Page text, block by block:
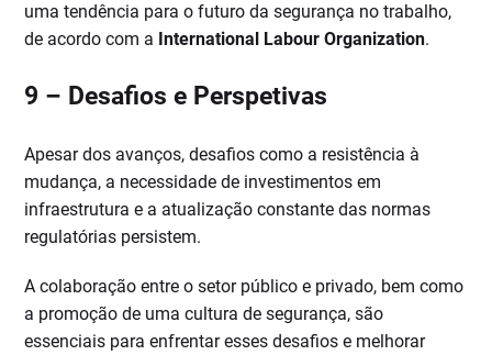
uma tendência para o futuro da segurança no trabalho,
de acordo com a International Labour Organization.
9 – Desafios e Perspetivas
Apesar dos avanços, desafios como a resistência à
mudança, a necessidade de investimentos em
infraestrutura e a atualização constante das normas
regulatórias persistem.
A colaboração entre o setor público e privado, bem como
a promoção de uma cultura de segurança, são
essenciais para enfrentar esses desafios e melhorar